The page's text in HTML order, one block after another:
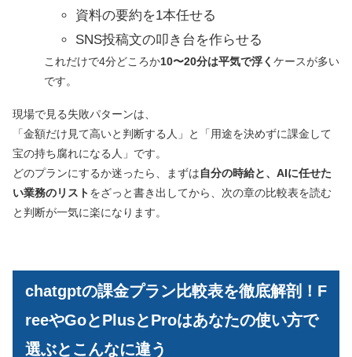
資料の要約を1本任せる
SNS投稿文の叩き台を作らせる
これだけで4分どころか10〜20分は平気で浮く ケースが多い
です。
現場で見る失敗パターンは、
「金額だけ見て高いと判断する人」と「用途を決めずに課金して
宝の持ち腐れになる人」です。
どのプランにするか迷ったら、まずは自分の時給と、AIに任せた
い業務のリストをざっと書き出してから、次の章の比較表を読む
と判断が一気に楽になります。
chatgptの課金プラン比較表を徹底解剖！F
reeやGoとPlusとProはあなたの使い方で
選ぶとこんなに違う